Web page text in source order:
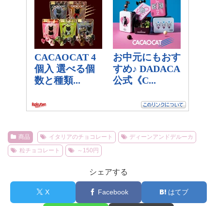
商品 イタリアのチョコレート
ディーンアンドデルーカ
粒チョコレート
～150円
シェアする
X Facebook はてブ